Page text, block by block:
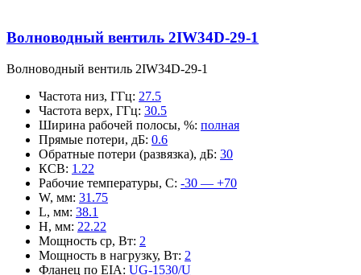
Волноводный вентиль 2IW34D-29-1
Волноводный вентиль 2IW34D-29-1
Частота низ, ГГц: 27.5
Частота верх, ГГц: 30.5
Ширина рабочей полосы, %: полная
Прямые потери, дБ: 0.6
Обратные потери (развязка), дБ: 30
КСВ: 1.22
Рабочие температуры, С: -30 — +70
W, мм: 31.75
L, мм: 38.1
H, мм: 22.22
Мощность ср, Вт: 2
Мощность в нагрузку, Вт: 2
Фланец по EIA: UG-1530/U